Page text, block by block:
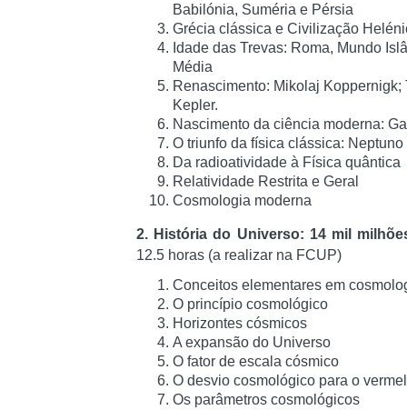
Babilónia, Suméria e Pérsia
Grécia clássica e Civilização
Idade das Trevas: Roma, Mundo
Média
Renascimento: Mikolaj
Kepler.
Nascimento da ciência moderna:
O triunfo da física clássica:
Da radioatividade à Física quântica
Relatividade Restrita e Geral
Cosmologia moderna
2. História do Universo: 14 mil
12.5 horas (a realizar na FCUP)
Conceitos elementares em
O princípio cosmológico
Horizontes cósmicos
A expansão do Universo
O fator de escala cósmico
O desvio cosmológico para o
Os parâmetros cosmológicos